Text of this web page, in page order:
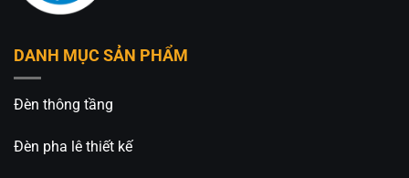
DANH MỤC SẢN PHẨM
Đèn thông tầng
Đèn pha lê thiết kế